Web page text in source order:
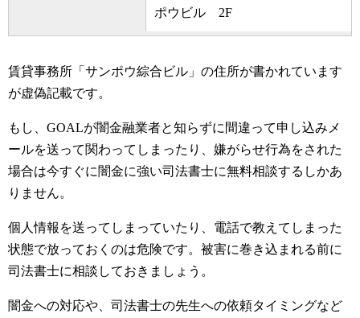
ポウビル 2F
賃貸事務所「サンポウ綜合ビル」の住所が書かれています
が虚偽記載です。
もし、GOALが闇金融業者と知らずに間違って申し込みメ
ールを送って関わってしまったり、嫌がらせ行為をされた
場合は今すぐに闇金に強い司法書士に無料相談するしかあ
りません。
個人情報を送ってしまっていたり、電話で教えてしまった
状態で放っておくのは危険です。被害に巻き込まれる前に
司法書士に相談しておきましょう。
闇金への対応や、司法書士の先生への依頼タイミングなど